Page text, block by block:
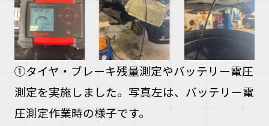
①タイヤ・ブレーキ残量測定やバッテリー電圧
測定を実施しました。写真左は、バッテリー電
圧測定作業時の様子です。